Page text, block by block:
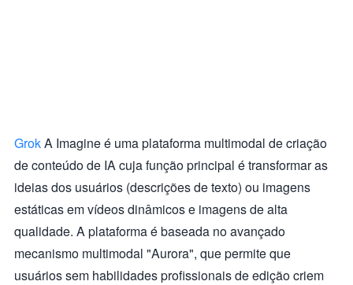
GrokA Imagine é uma plataforma multimodal de criação
de conteúdo de IA cuja função principal é transformar as
ideias dos usuários (descrições de texto) ou imagens
estáticas em vídeos dinâmicos e imagens de alta
qualidade. A plataforma é baseada no avançado
mecanismo multimodal "Aurora", que permite que
usuários sem habilidades profissionais de edição criem